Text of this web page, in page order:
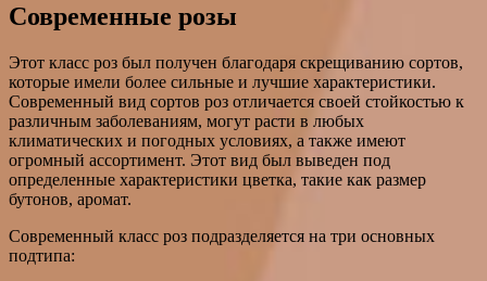
Современные розы
Этот класс роз был получен благодаря скрещиванию сортов,
которые имели более сильные и лучшие характеристики.
Современный вид сортов роз отличается своей стойкостью к
различным заболеваниям, могут расти в любых
климатических и погодных условиях, а также имеют
огромный ассортимент. Этот вид был выведен под
определенные характеристики цветка, такие как размер
бутонов, аромат.
Современный класс роз подразделяется на три основных
подтипа: